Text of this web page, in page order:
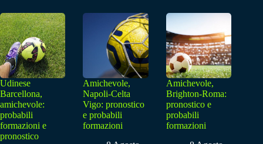
Udinese
Barcellona,
amichevole:
probabili
formazioni e
pronostico
Amichevole,
Napoli-Celta
Vigo: pronostico
e probabili
formazioni
Amichevole,
Brighton-Roma:
pronostico e
probabili
formazioni